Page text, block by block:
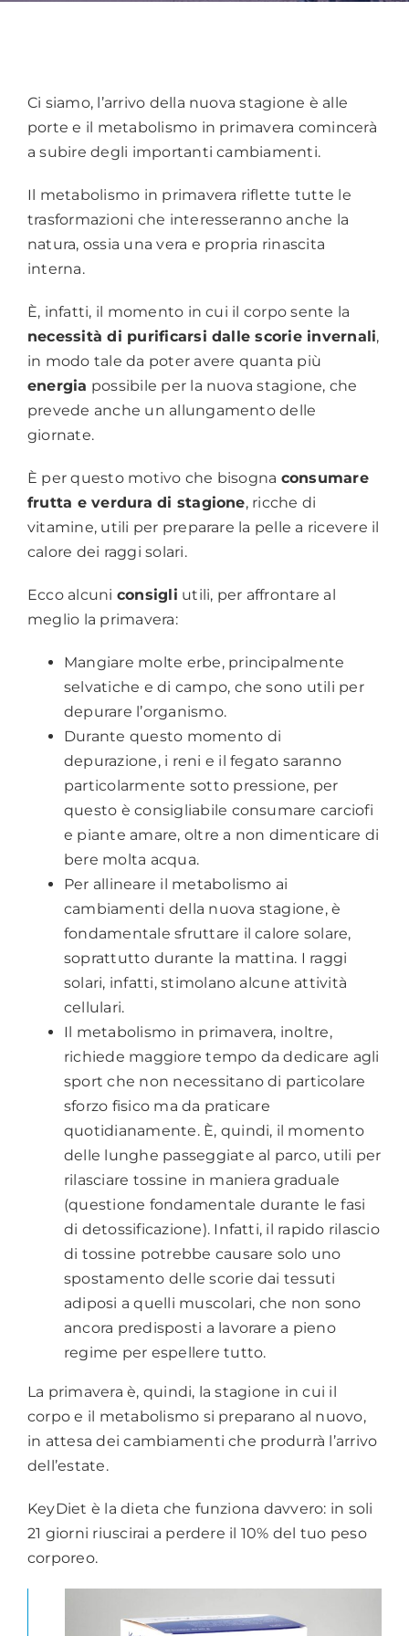
Ci siamo, l’arrivo della nuova stagione è alle
porte e il metabolismo in primavera comincerà
a subire degli importanti cambiamenti.
Il metabolismo in primavera riflette tutte le
trasformazioni che interesseranno anche la
natura, ossia una vera e propria rinascita
interna.
È, infatti, il momento in cui il corpo sente la
necessità di purificarsi dalle scorie invernali,
in modo tale da poter avere quanta più
energia possibile per la nuova stagione, che
prevede anche un allungamento delle
giornate.
È per questo motivo che bisogna consumare
frutta e verdura di stagione, ricche di
vitamine, utili per preparare la pelle a ricevere il
calore dei raggi solari.
Ecco alcuni consigli utili, per affrontare al
meglio la primavera:
Mangiare molte erbe, principalmente
selvatiche e di campo, che sono utili per
depurare l’organismo.
Durante questo momento di
depurazione, i reni e il fegato saranno
particolarmente sotto pressione, per
questo è consigliabile consumare carciofi
e piante amare, oltre a non dimenticare di
bere molta acqua.
Per allineare il metabolismo ai
cambiamenti della nuova stagione, è
fondamentale sfruttare il calore solare,
soprattutto durante la mattina. I raggi
solari, infatti, stimolano alcune attività
cellulari.
Il metabolismo in primavera, inoltre,
richiede maggiore tempo da dedicare agli
sport che non necessitano di particolare
sforzo fisico ma da praticare
quotidianamente. È, quindi, il momento
delle lunghe passeggiate al parco, utili per
rilasciare tossine in maniera graduale
(questione fondamentale durante le fasi
di detossificazione). Infatti, il rapido rilascio
di tossine potrebbe causare solo uno
spostamento delle scorie dai tessuti
adiposi a quelli muscolari, che non sono
ancora predisposti a lavorare a pieno
regime per espellere tutto.
La primavera è, quindi, la stagione in cui il
corpo e il metabolismo si preparano al nuovo,
in attesa dei cambiamenti che produrrà l’arrivo
dell’estate.
KeyDiet è la dieta che funziona davvero: in soli
21 giorni riuscirai a perdere il 10% del tuo peso
corporeo.